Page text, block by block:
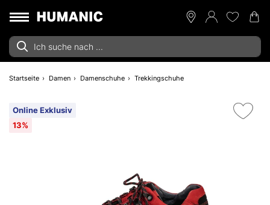
Startseite Damen Damenschuhe Trekkingschuhe
Online Exklusiv
13%